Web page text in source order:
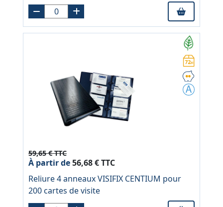
59,65 € TTC
À partir de56,68 € TTC
Reliure 4 anneaux VISIFIX CENTIUM pour
200 cartes de visite